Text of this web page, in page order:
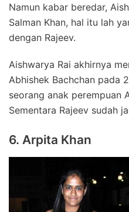
Namun kabar beredar,
Salman Khan, hal itu lah
dengan Rajeev.
Aishwarya Rai akhirnya
Abhishek Bachchan pada
seorang anak perempuan
Sementara Rajeev sudah
6. Arpita Khan